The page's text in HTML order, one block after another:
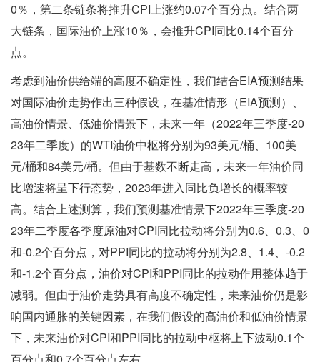
0％，第二条链条将推升CPI上涨约0.07个百分点。结合两
大链条，国际油价上涨10％，会推升CPI同比0.14个百分
点。
考虑到油价供给端的高度不确定性，我们结合EIA预测结果
对国际油价走势作出三种假设，在基准情形（EIA预测）、
高油价情景、低油价情景下，未来一年（2022年三季度-20
23年二季度）的WTI油价中枢将分别为93美元/桶、100美
元/桶和84美元/桶。但由于基数不断走高，未来一年油价同
比增速将呈下行态势，2023年进入同比负增长的概率较
高。结合上述测算，我们预测基准情景下2022年三季度-20
23年二季度各季度原油对CPI同比拉动将分别为0.6、0.3、0
和-0.2个百分点，对PPI同比的拉动将分别为2.8、1.4、-0.2
和-1.2个百分点，油价对CPI和PPI同比的拉动作用整体趋于
减弱。但由于油价走势具有高度不确定性，未来油价仍是影
响国内通胀的关键因素，在我们假设的高油价和低油价情景
下，未来油价对CPI和PPI同比的拉动中枢将上下波动0.1个